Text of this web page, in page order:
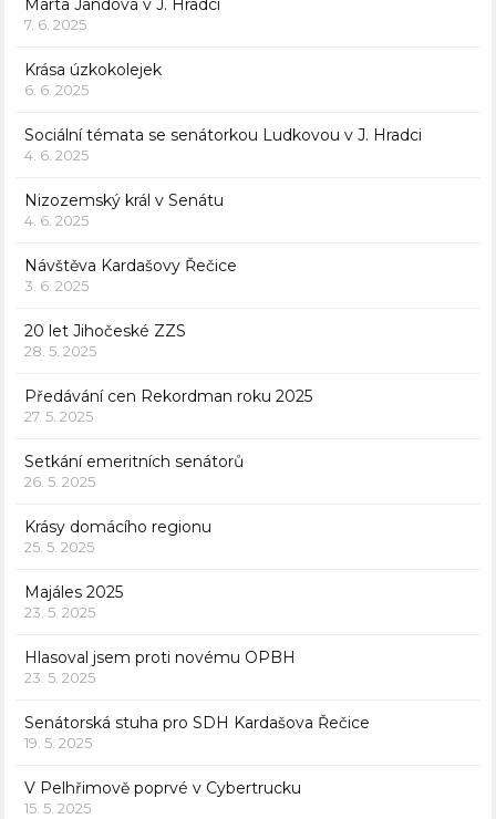
Marta Jandová v J. Hradci
7. 6. 2025
Krása úzkokolejek
6. 6. 2025
Sociální témata se senátorkou Ludkovou v J. Hradci
4. 6. 2025
Nizozemský král v Senátu
4. 6. 2025
Návštěva Kardašovy Řečice
3. 6. 2025
20 let Jihočeské ZZS
28. 5. 2025
Předávání cen Rekordman roku 2025
27. 5. 2025
Setkání emeritních senátorů
26. 5. 2025
Krásy domácího regionu
25. 5. 2025
Majáles 2025
23. 5. 2025
Hlasoval jsem proti novému OPBH
23. 5. 2025
Senátorská stuha pro SDH Kardašova Řečice
19. 5. 2025
V Pelhřimově poprvé v Cybertrucku
15. 5. 2025